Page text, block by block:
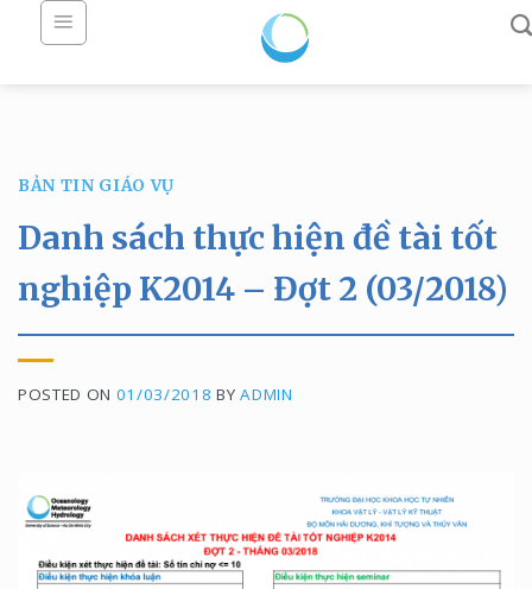
BẢN TIN GIÁO VỤ
Danh sách thực hiện đề tài tốt
nghiệp K2014 – Đợt 2 (03/2018)
POSTED ON 01/03/2018 BYADMIN